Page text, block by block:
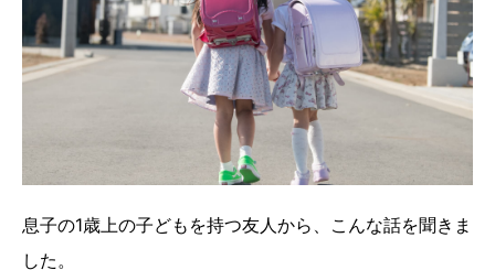
息子の1歳上の子どもを持つ友人から、こんな話を聞きま
した。